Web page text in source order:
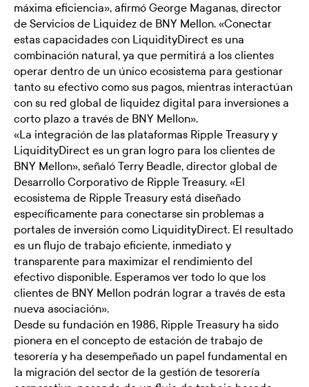
máxima eficiencia», afirmó George Maganas, director
de Servicios de Liquidez de BNY Mellon. «Conectar
estas capacidades con LiquidityDirect es una
combinación natural, ya que permitirá a los clientes
operar dentro de un único ecosistema para gestionar
tanto su efectivo como sus pagos, mientras interactúan
con su red global de liquidez digital para inversiones a
corto plazo a través de BNY Mellon».
«La integración de las plataformas Ripple Treasury y
LiquidityDirect es un gran logro para los clientes de
BNY Mellon», señaló Terry Beadle, director global de
Desarrollo Corporativo de Ripple Treasury. «El
ecosistema de Ripple Treasury está diseñado
específicamente para conectarse sin problemas a
portales de inversión como LiquidityDirect. El resultado
es un flujo de trabajo eficiente, inmediato y
transparente para maximizar el rendimiento del
efectivo disponible. Esperamos ver todo lo que los
clientes de BNY Mellon podrán lograr a través de esta
nueva asociación».
Desde su fundación en 1986, Ripple Treasury ha sido
pionera en el concepto de estación de trabajo de
tesorería y ha desempeñado un papel fundamental en
la migración del sector de la gestión de tesorería